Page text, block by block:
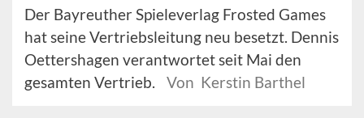
Der Bayreuther Spieleverlag Frosted Games
hat seine Vertriebsleitung neu besetzt. Dennis
Oettershagen verantwortet seit Mai den
gesamten Vertrieb.
Von Kerstin Barthel